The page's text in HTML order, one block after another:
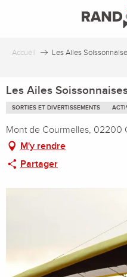
principal
Accueil Les Ailes
Les Ailes
SORTIES ET DIVERTISSEMENTS
Mont de Courmelles, 02200
M'y rendre
Partager